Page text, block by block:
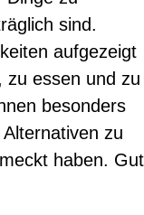
sind.
aufgezeigt
zu essen und zu
besonders
zu
haben. Gut